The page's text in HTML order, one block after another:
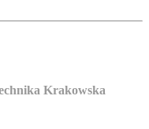
Krakowska